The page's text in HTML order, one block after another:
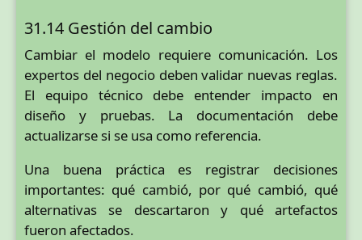
31.14 Gestión del cambio
Cambiar el modelo requiere comunicación. Los
expertos del negocio deben validar nuevas reglas.
El equipo técnico debe entender impacto en
diseño y pruebas. La documentación debe
actualizarse si se usa como referencia.
Una buena práctica es registrar decisiones
importantes: qué cambió, por qué cambió, qué
alternativas se descartaron y qué artefactos
fueron afectados.